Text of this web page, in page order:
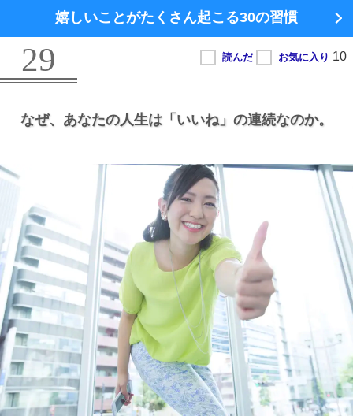
嬉しいことがたくさん起こる30の習慣
29
なぜ、 あなたの人生は 「いいね」の連続なのか。